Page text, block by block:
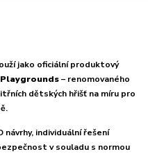
jako oficiální produktový
Playgrounds– renomovaného
dětských hřišť na míru pro
individuální řešení
v souladu s normou